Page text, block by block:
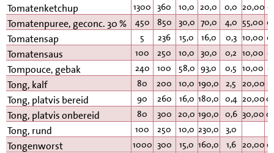
Tomatenketchup 1300 360 10,0 20,0 0,0 20,00
Tomatenpuree, geconc. 30 % 450 850 30,0 70,0 4,0 55,00
Tomatensap 5 236 15,0 16,0 0,3 10,00
Tomatensaus 100 250 10,0 30,0 0,2 10,00
Tompouce, gebak 240 100 58,0 93,0 0,5 10,00
Tong, kalf 80 200 10,0 190,0 2,5 20,00
Tong, platvis bereid 90 260 16,0 180,0 0,4 20,00
Tong, platvis onbereid 80 300 20,0 190,0 0,6 30,00
Tong, rund 100 250 10,0 230,0 3,0
Tongenworst 1000 300 15,0 160,0 1,6 20,00